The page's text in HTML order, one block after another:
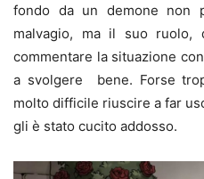
fondo da un demone non
malvagio, ma il suo ruolo,
commentare la situazione
a svolgere bene. Forse
molto difficile riuscire a far
gli è stato cucito addosso.